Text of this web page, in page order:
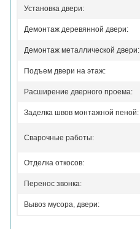
Установка двери:
Демонтаж деревянной двери:
Демонтаж металлической двери:
Подъем двери на этаж:
Расширение дверного проема:
Заделка швов монтажной пеной:
Сварочные работы:
Отделка откосов:
Перенос звонка:
Вывоз мусора, двери: